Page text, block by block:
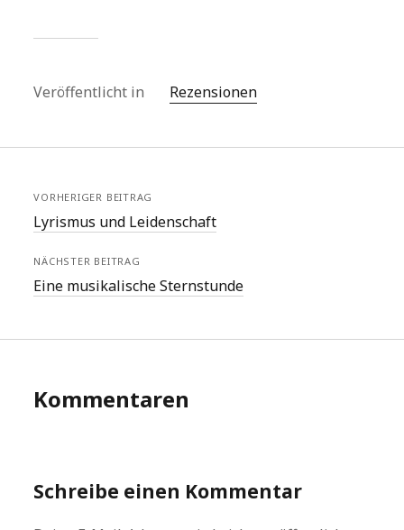
Veröffentlicht in Rezensionen
VORHERIGER BEITRAG
Lyrismus und Leidenschaft
NÄCHSTER BEITRAG
Eine musikalische Sternstunde
Kommentaren
Schreibe einen Kommentar